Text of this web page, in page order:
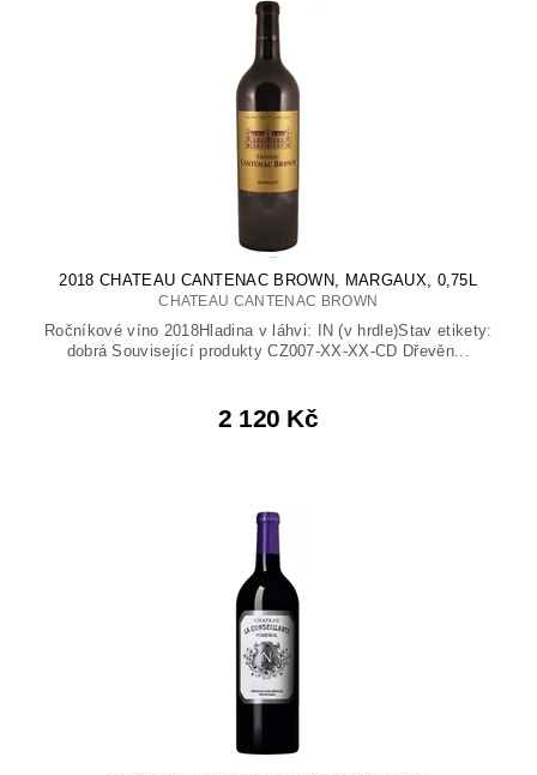
2018 CHATEAU CANTENAC BROWN, MARGAUX, 0,75L
CHATEAU CANTENAC BROWN
Ročníkové víno 2018Hladina v láhvi: IN (v hrdle)Stav etikety:
dobrá Související produkty CZ007-XX-XX-CD Dřevěn...
2 120 Kč